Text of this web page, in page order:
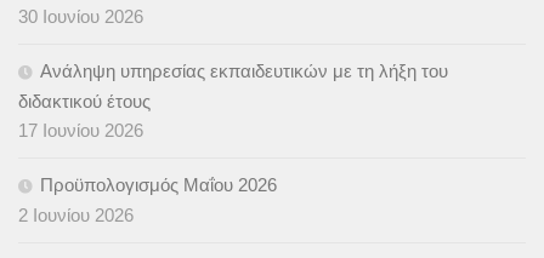
30 Ιουνίου 2026
Ανάληψη υπηρεσίας εκπαιδευτικών με τη λήξη του
διδακτικού έτους
17 Ιουνίου 2026
Προϋπολογισμός Μαΐου 2026
2 Ιουνίου 2026